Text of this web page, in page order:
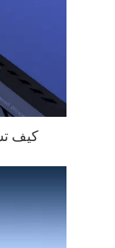
كيف